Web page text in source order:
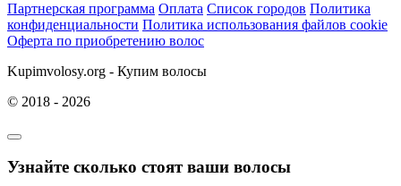
Партнерская программа Оплата Список городов Политика
конфиденциальности Политика использования файлов cookie
Оферта по приобретению волос
Kupimvolosy.org - Купим волосы
© 2018 - 2026
Узнайте сколько стоят ваши волосы